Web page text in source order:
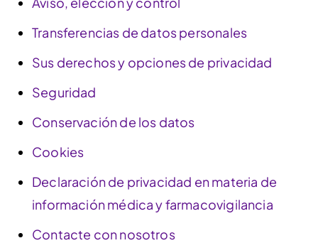
Transferencias de datos personales
Sus derechos y opciones de privacidad
Seguridad
Conservación de los datos
Cookies
Declaración de privacidad en materia de
información médica y farmacovigilancia
Contacte con nosotros